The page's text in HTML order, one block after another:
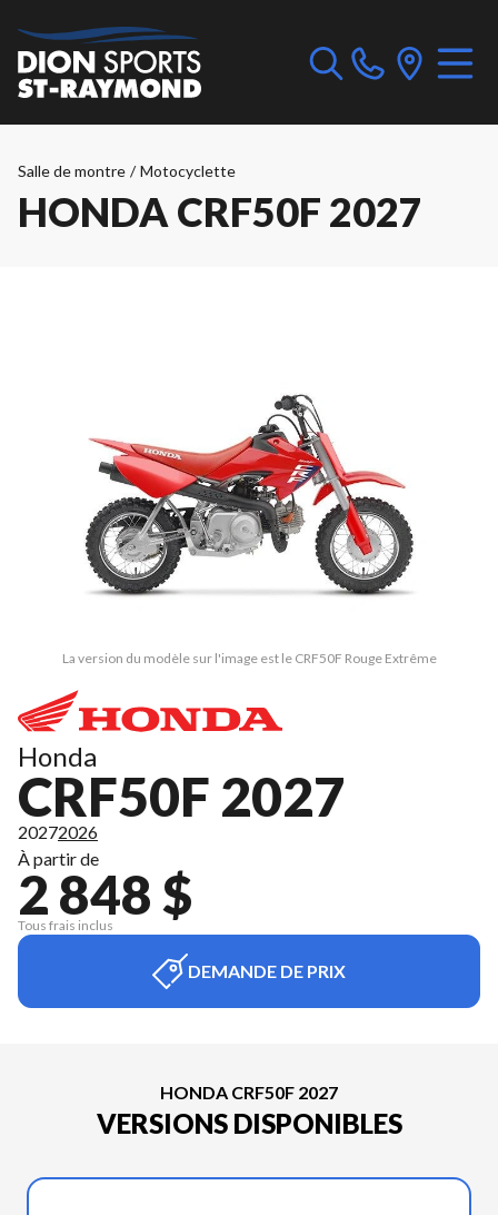
Salle de montre / Motocyclette
HONDA CRF50F 2027
La version du modèle sur l'image est le CRF50F Rouge Extrême
Honda
CRF50F 2027
20272026
À partir de
2 848 $
Tous frais inclus
DEMANDE DE PRIX
HONDA CRF50F 2027
VERSIONS DISPONIBLES